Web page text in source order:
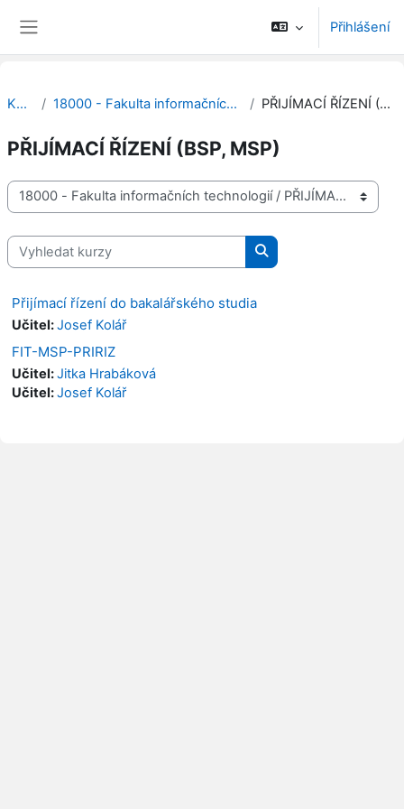
Přihlášení
Kurzy 18000 - Fakulta informačních technologií PŘIJÍMACÍ ŘÍZENÍ (BSP, MSP)
PŘIJÍMACÍ ŘÍZENÍ (BSP, MSP)
Kategorie kurzů
Vyhledat kurzy
Vyhledat kurzy
Přijímací řízení do bakalářského studia
Učitel:Josef Kolář
FIT-MSP-PRIRIZ
Učitel:Jitka Hrabáková
Učitel:Josef Kolář